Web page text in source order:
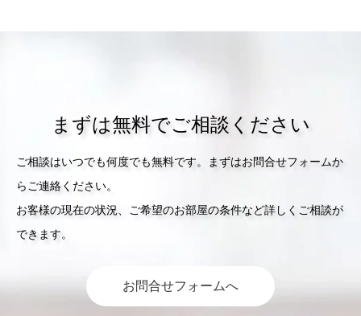
まずは無料でご相談ください
ご相談はいつでも何度でも無料です。まずはお問合せフォームか
らご連絡ください。
お客様の現在の状況、ご希望のお部屋の条件など詳しくご相談が
できます。
お問合せフォームへ